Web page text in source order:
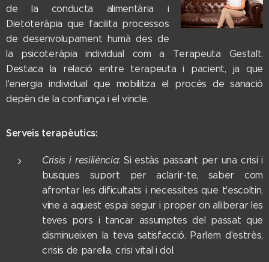
de la conducta alimentària i
Dietoteràpia que facilita processos
de desenvolupament humà des de
la psicoteràpia individual com a Terapeuta Gestalt.
Destaca la relació entre terapeuta i pacient, ja que
l'energia individual que mobilitza el procés de sanació
depèn de la confiança i el vincle.
Serveis terapèutics:
Crisis i resiliència: Si estàs passant per una crisi i
busques suport per aclarir-te, saber com
afrontar les dificultats i necessites que t'escoltin,
vine a aquest espai segur i proper on alliberar les
teves pors i tancar assumptes del passat que
disminueixen la teva satisfacció. Parlem d'estrès,
crisis de parella, crisi vital i dol.